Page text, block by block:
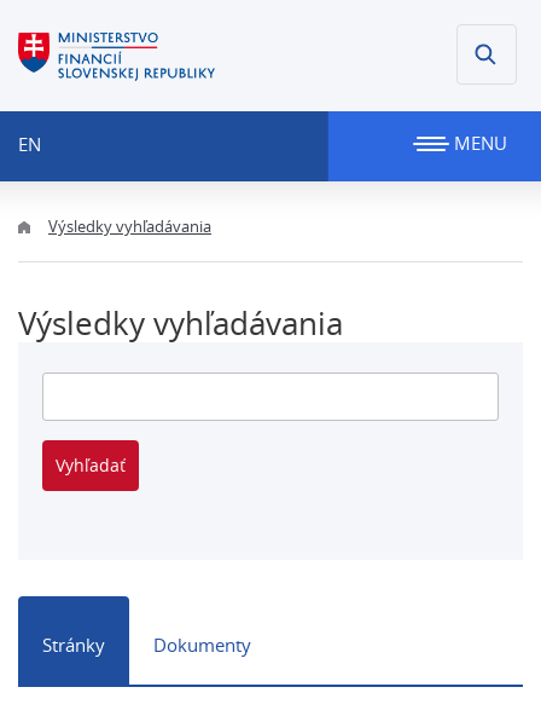
EN MENU
Výsledky vyhľadávania
Výsledky vyhľadávania
Stránky Dokumenty